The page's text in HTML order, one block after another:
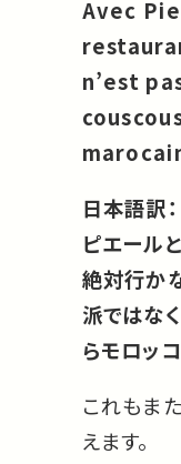
Avec
n’est
日本語訳：
ピエール
絶対行か
派ではな
らモロッ
これもま
えます。